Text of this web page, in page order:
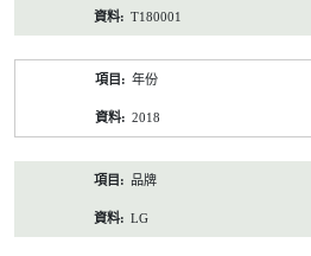
T180001
年份
2018
品牌
LG